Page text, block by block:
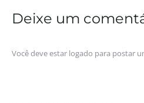
Deixe um
Você deve estar logado para postar